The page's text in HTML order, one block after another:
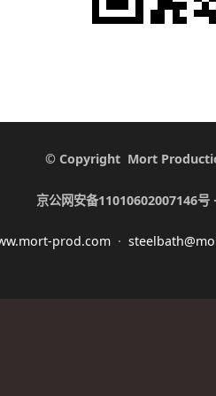
© Copyright Mort
京公网安备11010602007146号 ·
prod.com ·